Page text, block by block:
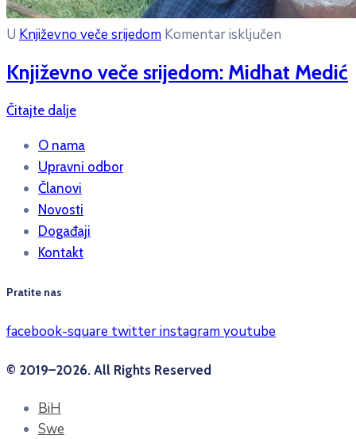
U Književno veče srijedom Komentar isključen
Književno veče srijedom: Midhat Medić
Čitajte dalje
O nama
Upravni odbor
Članovi
Novosti
Događaji
Kontakt
Pratite nas
facebook-square twitterinstagramyoutube
© 2019–2026. All Rights Reserved
BiH
Swe